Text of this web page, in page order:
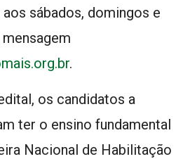
sábados, domingos e
.
os candidatos a
ter o ensino fundamental
Nacional de Habilitação